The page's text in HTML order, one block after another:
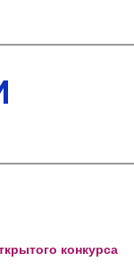
конкурса